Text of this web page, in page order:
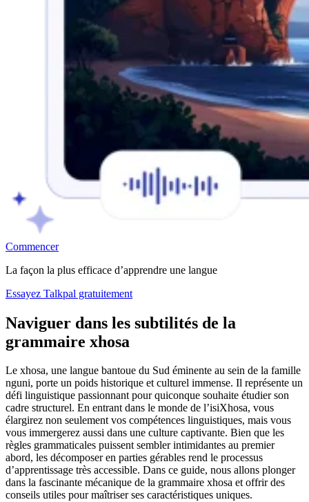
Commencer
La façon la plus efficace d’apprendre une langue
Essayez Talkpal gratuitement
Naviguer dans les subtilités de la
grammaire xhosa
Le xhosa, une langue bantoue du Sud éminente au sein de la famille
nguni, porte un poids historique et culturel immense. Il représente un
défi linguistique passionnant pour quiconque souhaite étudier son
cadre structurel. En entrant dans le monde de l’isiXhosa, vous
élargirez non seulement vos compétences linguistiques, mais vous
vous immergerez aussi dans une culture captivante. Bien que les
règles grammaticales puissent sembler intimidantes au premier
abord, les décomposer en parties gérables rend le processus
d’apprentissage très accessible. Dans ce guide, nous allons plonger
dans la fascinante mécanique de la grammaire xhosa et offrir des
conseils utiles pour maîtriser ses caractéristiques uniques.